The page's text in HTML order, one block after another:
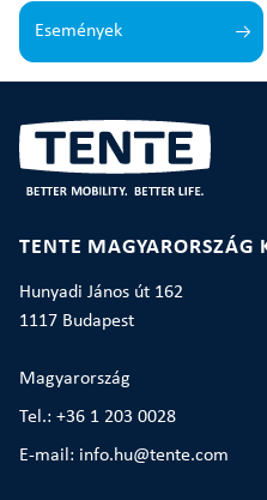
Események
TENTE MAGYARORSZÁG
Hunyadi János út 162
1117 Budapest
Magyarország
Tel.: +36 1 203 0028
E-mail: info.hu@tente.com